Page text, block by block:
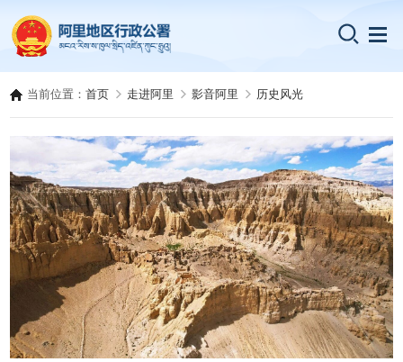
当前位置：首页 走进阿里 影音阿里 历史风光